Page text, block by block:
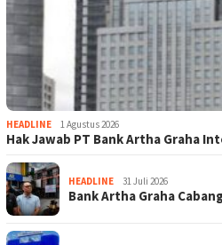
HEADLINE 1 Agustus 2026
Hak Jawab PT Bank Artha Graha
HEADLINE 31 Juli 2026
Bank Artha Graha